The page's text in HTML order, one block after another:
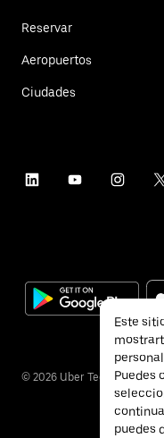
Reservar
Aeropuertos
Ciudades
© 2026 Uber Technologies
Este
Puedes
puedes